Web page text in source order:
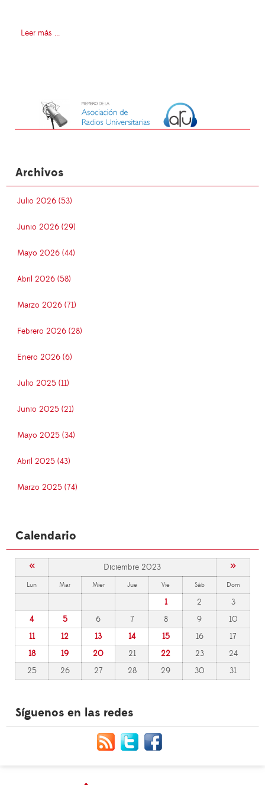
Leer más ...
Archivos
Julio 2026 (53)
Junio 2026 (29)
Mayo 2026 (44)
Abril 2026 (58)
Marzo 2026 (71)
Febrero 2026 (28)
Enero 2026 (6)
Julio 2025 (11)
Junio 2025 (21)
Mayo 2025 (34)
Abril 2025 (43)
Marzo 2025 (74)
Calendario
« Diciembre 2023 »
Lun Mar Mier Jue Vie Sáb Dom
1 2
3
4
5 6 7 8 9
10
11
12 13 14 15 16
17
18
19 20 21 22 23
24
25
26 27 28 29 30 31
Síguenos en las redes